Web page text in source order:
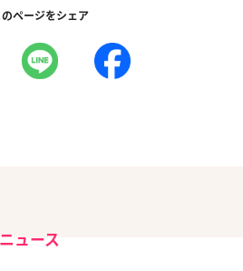
のページをシェア
ニュース